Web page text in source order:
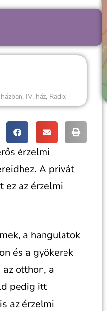
, IV. ház, Radix
érzelmi
A privát
ez az érzelmi
a hangulatok
és a gyökerek
otthon, a
pedig itt
az érzelmi